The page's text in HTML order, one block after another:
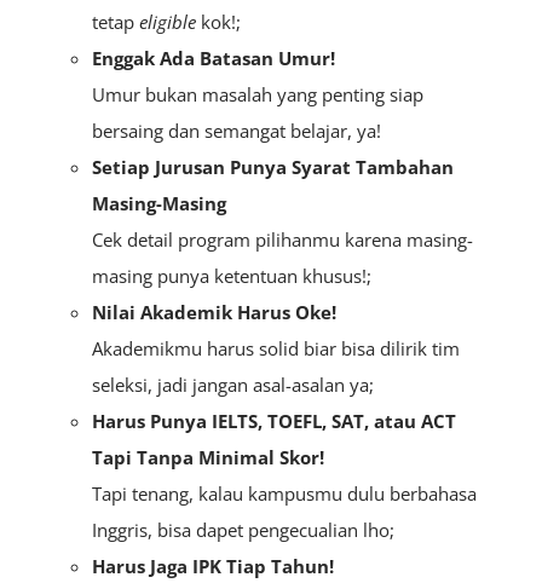
tetap eligible kok!;
Enggak Ada Batasan Umur!
Umur bukan masalah yang penting siap
bersaing dan semangat belajar, ya!
Setiap Jurusan Punya Syarat Tambahan
Masing-Masing
Cek detail program pilihanmu karena masing-
masing punya ketentuan khusus!;
Nilai Akademik Harus Oke!
Akademikmu harus solid biar bisa dilirik tim
seleksi, jadi jangan asal-asalan ya;
Harus Punya IELTS, TOEFL, SAT, atau ACT
Tapi Tanpa Minimal Skor!
Tapi tenang, kalau kampusmu dulu berbahasa
Inggris, bisa dapet pengecualian lho;
Harus Jaga IPK Tiap Tahun!